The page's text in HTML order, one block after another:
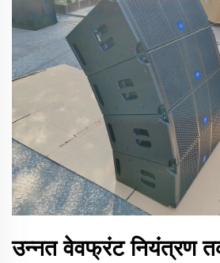
उन्नत वेवफ्रंट नियंत्रण